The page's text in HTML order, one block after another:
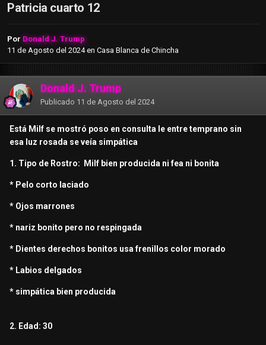
Patricia cuarto 12
Por Donald J. Trump
11 de Agosto del 2024en Casa Blanca de Chincha
Donald J. Trump
Publicado 11 de Agosto del 2024
Está Milf se mostró poso en consulta le entre temprano sin
esa luz rosada se veía simpática
1. Tipo de Rostro: Milf bien producida ni fea ni bonita
* Pelo corto laciado
* Ojos marrones
* nariz bonito pero no respingada
* Dientes derechos bonitos usa frenillos color morado
* Labios delgados
* simpática bien producida
2. Edad: 30